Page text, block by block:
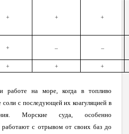
+ + +
+ – –
+ + +
работе на море, когда в топливо
с последующей их коагуляцией в
Морские суда, особенно
с отрывом от своих баз до